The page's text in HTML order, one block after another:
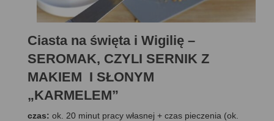
Ciasta na święta i Wigilię –
SEROMAK, CZYLI SERNIK Z
MAKIEM I SŁONYM
„KARMELEM”
czas: ok. 20 minut pracy własnej + czas pieczenia (ok.